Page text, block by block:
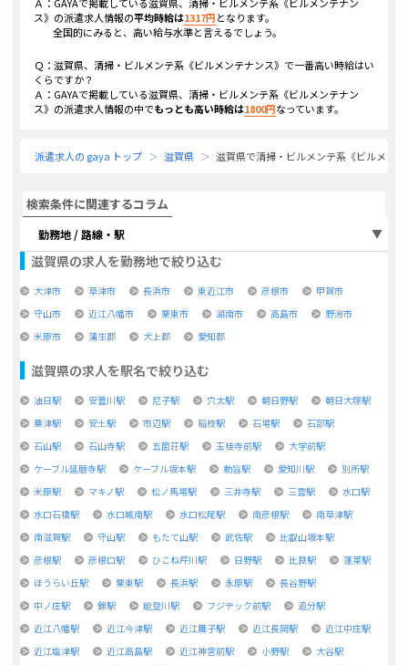
ス》 の派遣求人情報の平均時給は1317円となります。
全国的にみると、高い給与水準と言えるでしょう。
Ｑ： 滋賀県、清掃・ビルメンテ系《ビルメンテナンス》 で一番高い時給はい
くらですか？
Ａ：GAYAで掲載している滋賀県、清掃・ビルメンテ系《ビルメンテナン
ス》 の派遣求人情報の中でもっとも高い時給は1800円なっています。
派遣求人の gaya トップ 滋賀県 滋賀県で清掃・ビルメンテ系《ビルメン
検索条件に関連するコラム
勤務地 / 路線・駅
滋賀県の求人を勤務地で絞り込む
大津市 草津市 長浜市 東近江市 彦根市
甲賀市
守山市
近江八幡市 栗東市 湖南市 高島市
野洲市
米原市
蒲生郡 犬上郡 愛知郡
滋賀県の求人を駅名で絞り込む
油日駅 安曇川駅 尼子駅 穴太駅 朝日野駅
朝日大塚駅
粟津駅
安土駅 市辺駅 稲枝駅 石場駅
石部駅
石山駅
石山寺駅 五箇荘駅 玉桂寺前駅
大学前駅
ケーブル延暦寺駅
ケーブル坂本駅 勅旨駅 愛知川駅
別所駅
米原駅
マキノ駅 松ノ馬場駅 三井寺駅 三雲駅
水口駅
水口石橋駅
水口城南駅 水口松尾駅 南彦根駅
南草津駅
南滋賀駅
守山駅 もたて山駅 武佐駅
比叡山坂本駅
彦根駅
彦根口駅 ひこね芹川駅 日野駅 比良駅
蓬莱駅
ほうらい丘駅
栗東駅 長浜駅 永原駅
長谷野駅
中ノ庄駅
錦駅 能登川駅 フジテック前駅
追分駅
近江八幡駅
近江今津駅 近江舞子駅 近江長岡駅
近江中庄駅
近江塩津駅
近江高島駅 近江神宮前駅 小野駅
大谷駅